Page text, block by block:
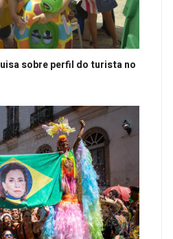
sobre perfil do turista no